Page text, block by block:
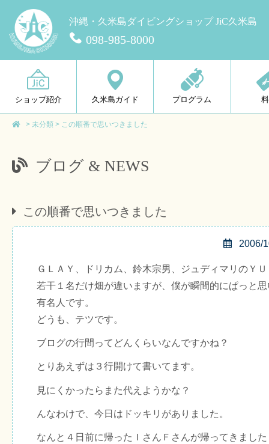
沖縄・久米島ダイビングショップ JiC久米島
098-985-8000
ショップ紹介 久米島ガイド プログラム
> 未分類 > この順番で思いつきました
ブログ & NEWS
この順番で思いつきました
2006/
ＧＬＡＹ、ドリカム、鈴木宗男、ジュディマリのＹ
若干１名だけ畑が違いますが、僕が瞬間的にぱっと
有名人です。
どうも、テツです。
ブログの行間ってどんくらいなんですかね？
とりあえずは３行開けて書いてます。
見にくかったらまた代えようかな？
んなわけで、今日はドッキリがありました。
なんと４日前に帰ったＩさんＦさんが帰ってきました